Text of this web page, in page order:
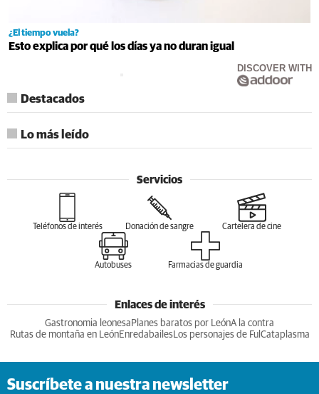
¿El tiempo vuela?
Esto explica por qué los días ya no duran igual
DISCOVER WITH
Destacados
Lo más leído
Servicios
Teléfonos de interés Donación de sangre Cartelera de cine
Autobuses Farmacias de guardia
Enlaces de interés
Gastronomia leonesa Planes baratos por LeónA la contra
Rutas de montaña en LeónEnredabailesLos personajes de Ful Cataplasma
Suscríbete a nuestra newsletter